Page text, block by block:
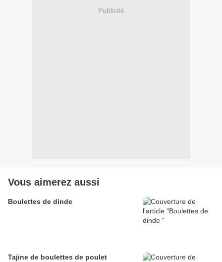
Publicité
Vous aimerez aussi
Boulettes de dinde
Tajine de boulettes de poulet